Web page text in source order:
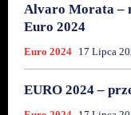
Alvaro Morata –
Euro 2024
Euro 2024 17 Lipca
EURO 2024 –